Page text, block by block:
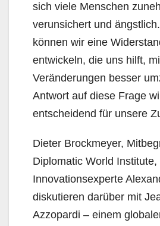
sich viele Menschen
verunsichert und
können wir eine
entwickeln, die uns hilft,
Veränderungen besser
Antwort auf diese Frage
entscheidend für unsere
Dieter Brockmeyer,
Diplomatic World Institute,
Innovationsexperte
diskutieren darüber mit
Azzopardi – einem